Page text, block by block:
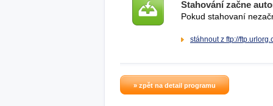
Stahování začne
Pokud stahovaní
stáhnout z ftp://
» zpět na detail programu